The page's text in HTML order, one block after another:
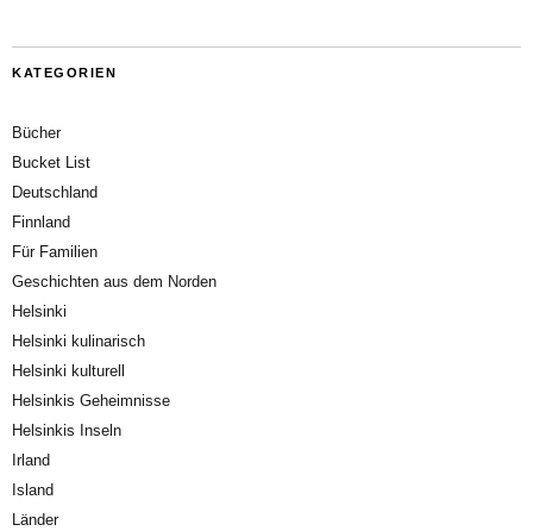
KATEGORIEN
Bücher
Bucket List
Deutschland
Finnland
Für Familien
Geschichten aus dem Norden
Helsinki
Helsinki kulinarisch
Helsinki kulturell
Helsinkis Geheimnisse
Helsinkis Inseln
Irland
Island
Länder